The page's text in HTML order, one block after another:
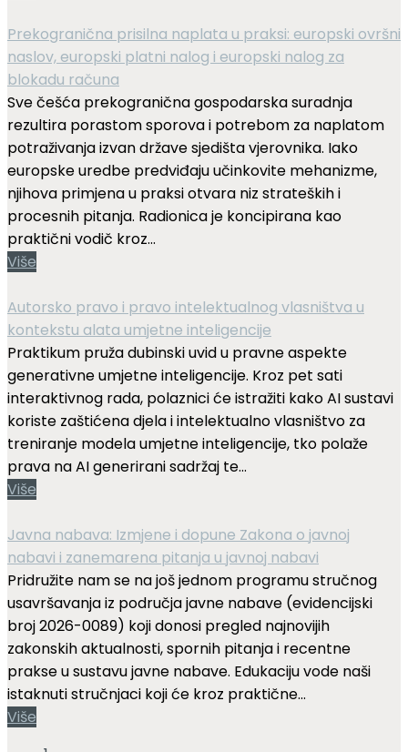
Prekogranična prisilna naplata u praksi: europski ovršni
naslov, europski platni nalog i europski nalog za
blokadu računa
Sve češća prekogranična gospodarska suradnja
rezultira porastom sporova i potrebom za naplatom
potraživanja izvan države sjedišta vjerovnika. Iako
europske uredbe predviđaju učinkovite mehanizme,
njihova primjena u praksi otvara niz strateških i
procesnih pitanja. Radionica je koncipirana kao
praktični vodič kroz...
Više
Autorsko pravo i pravo intelektualnog vlasništva u
kontekstu alata umjetne inteligencije
Praktikum pruža dubinski uvid u pravne aspekte
generativne umjetne inteligencije. Kroz pet sati
interaktivnog rada, polaznici će istražiti kako AI sustavi
koriste zaštićena djela i intelektualno vlasništvo za
treniranje modela umjetne inteligencije, tko polaže
prava na AI generirani sadržaj te...
Više
Javna nabava: Izmjene i dopune Zakona o javnoj
nabavi i zanemarena pitanja u javnoj nabavi
Pridružite nam se na još jednom programu stručnog
usavršavanja iz područja javne nabave (evidencijski
broj 2026-0089) koji donosi pregled najnovijih
zakonskih aktualnosti, spornih pitanja i recentne
prakse u sustavu javne nabave. Edukaciju vode naši
istaknuti stručnjaci koji će kroz praktične...
Više